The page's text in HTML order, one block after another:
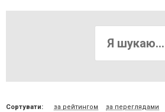
Сортувати: за рейтингом за переглядами